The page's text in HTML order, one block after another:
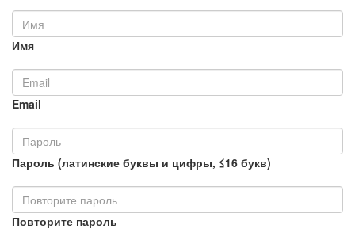
Имя
Email
Пароль (латинские буквы и цифры, ≤16 букв)
Повторите пароль